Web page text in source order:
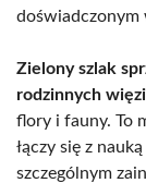
doświadczonym
Zielony szlak
rodzinnych więzi
flory i fauny. To
łączy się z
szczególnym